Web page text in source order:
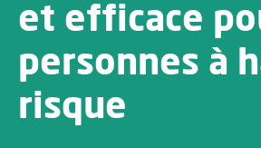
et efficace
personnes à
risque